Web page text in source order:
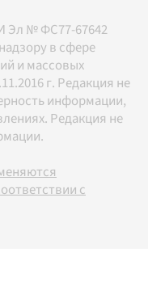
Эл № ФС77-67642
в сфере
и массовых
г. Редакция не
информации,
Редакция не
с